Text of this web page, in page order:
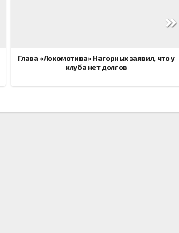
Глава «Локомотива» Нагорных заявил, что у
клуба нет долгов